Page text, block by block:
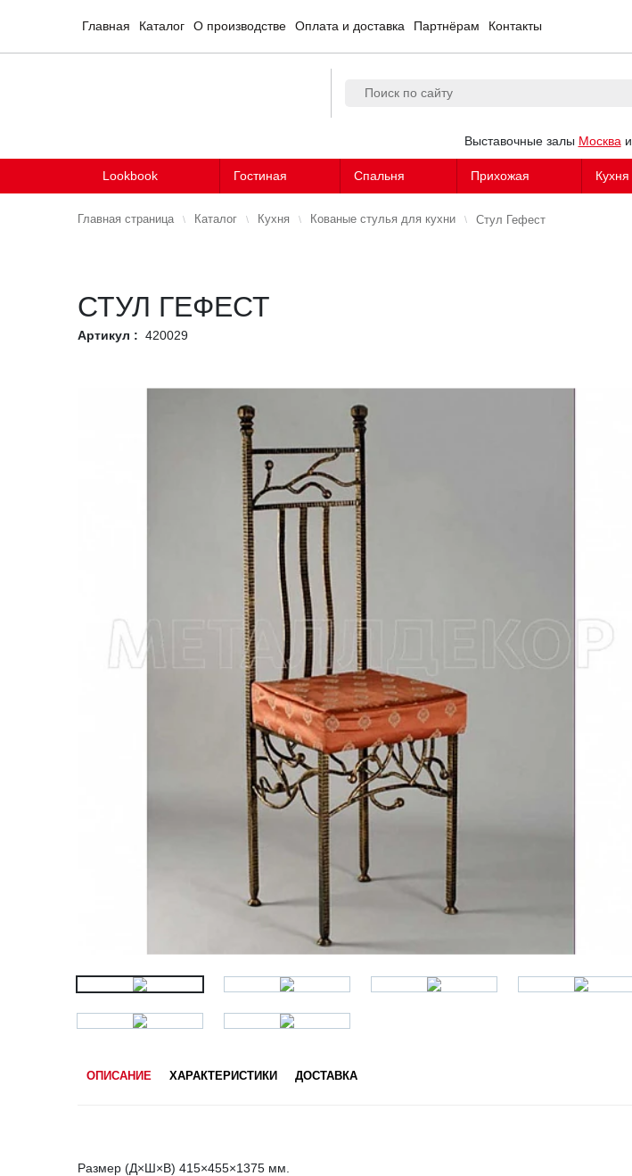
Главная Каталог О производстве Оплата и доставка Партнёрам Контакты
Выставочные залы Москва и
Lookbook Гостиная Спальня Прихожая Кухня
Главная страница Каталог Кухня Кованые стулья для кухни Стул Гефест
СТУЛ ГЕФЕСТ
Артикул : 420029
ОПИСАНИЕ ХАРАКТЕРИСТИКИ ДОСТАВКА
Размер (Д×Ш×В) 415×455×1375 мм.